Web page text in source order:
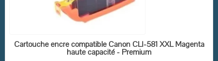
EN STOCK
Cartouche encre compatible Canon CLI-581 XXL Magenta
haute capacité - Premium